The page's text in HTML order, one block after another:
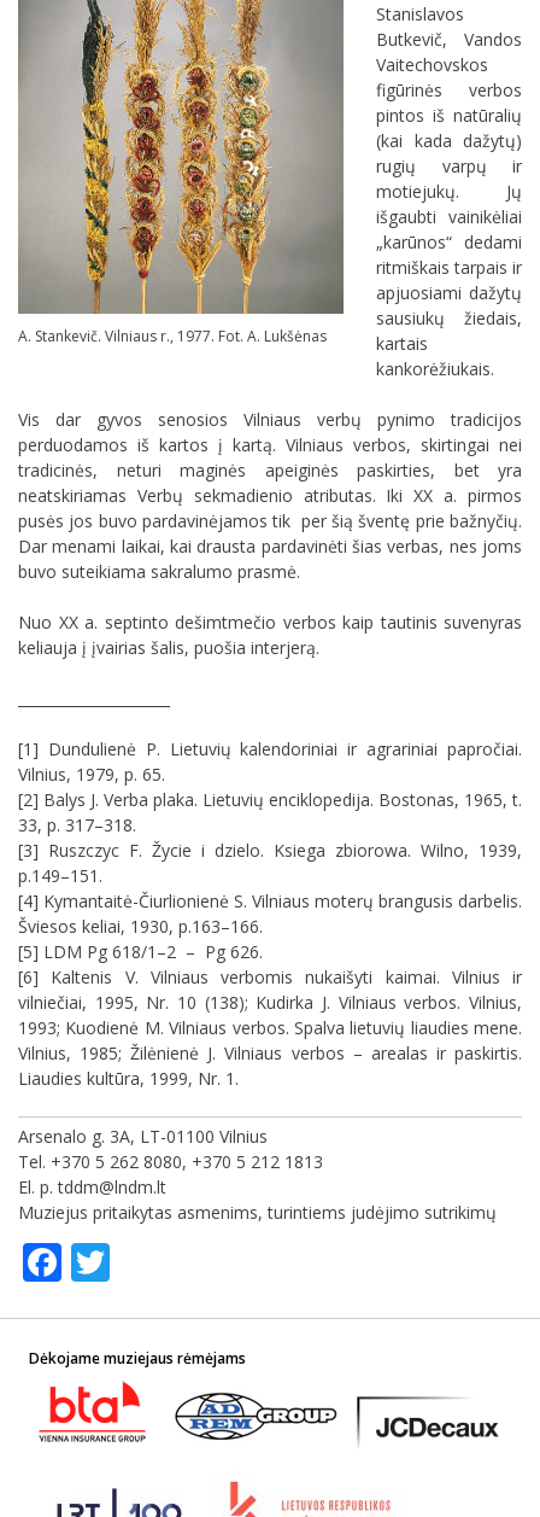
A. Stankevič. Vilniaus r., 1977. Fot. A. Lukšėnas
Stanislavos
Butkevič, Vandos
Vaitechovskos
figūrinės verbos
pintos iš natūralių
(kai kada dažytų)
rugių varpų ir
motiejukų. Jų
išgaubti vainikėliai
„karūnos“ dedami
ritmiškais tarpais ir
apjuosiami dažytų
sausiukų žiedais,
kartais
kankorėžiukais.
Vis dar gyvos senosios Vilniaus verbų pynimo tradicijos
perduodamos iš kartos į kartą. Vilniaus verbos, skirtingai nei
tradicinės, neturi maginės apeiginės paskirties, bet yra
neatskiriamas Verbų sekmadienio atributas. Iki XX a. pirmos
pusės jos buvo pardavinėjamos tik per šią šventę prie bažnyčių.
Dar menami laikai, kai drausta pardavinėti šias verbas, nes joms
buvo suteikiama sakralumo prasmė.
Nuo XX a. septinto dešimtmečio verbos kaip tautinis suvenyras
keliauja į įvairias šalis, puošia interjerą.
[1] Dundulienė P. Lietuvių kalendoriniai ir agrariniai papročiai.
Vilnius, 1979, p. 65.
[2] Balys J. Verba plaka. Lietuvių enciklopedija. Bostonas, 1965, t.
33, p. 317–318.
[3] Ruszczyc F. Žycie i dzielo. Ksiega zbiorowa. Wilno, 1939,
p.149–151.
[4] Kymantaitė-Čiurlionienė S. Vilniaus moterų brangusis darbelis.
Šviesos keliai, 1930, p.163–166.
[5] LDM Pg 618/1–2 – Pg 626.
[6] Kaltenis V. Vilniaus verbomis nukaišyti kaimai. Vilnius ir
vilniečiai, 1995, Nr. 10 (138); Kudirka J. Vilniaus verbos. Vilnius,
1993; Kuodienė M. Vilniaus verbos. Spalva lietuvių liaudies mene.
Vilnius, 1985; Žilėnienė J. Vilniaus verbos – arealas ir paskirtis.
Liaudies kultūra, 1999, Nr. 1.
Arsenalo g. 3A, LT-01100 Vilnius
Tel. +370 5 262 8080, +370 5 212 1813
El. p. tddm@lndm.lt
Muziejus pritaikytas asmenims, turintiems judėjimo sutrikimų
Facebook
Dėkojame muziejaus rėmėjams